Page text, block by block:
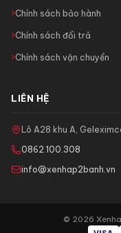
Chính sách bảo hành
Chính sách đổi trả
Chính sách vận chuyển
LIÊN HỆ
Lô A28 khu A,
0862.100.308
info@xenhap2banh.vn
© 2026